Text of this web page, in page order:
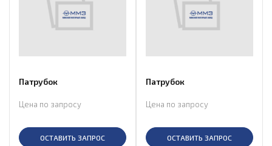
Патрубок
Цена по запросу
ОСТАВИТЬ ЗАПРОС
Патрубок
Цена по запросу
ОСТАВИТЬ ЗАПРОС